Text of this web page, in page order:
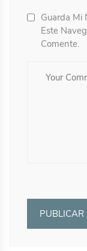
Guarda Mi
Este
Comente.